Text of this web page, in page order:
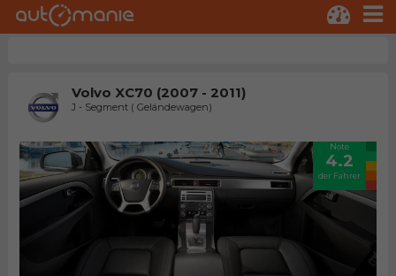
Volvo XC70 (2007 - 2011)
J - Segment ( Geländewagen)
Note
4.2
der Fahrer